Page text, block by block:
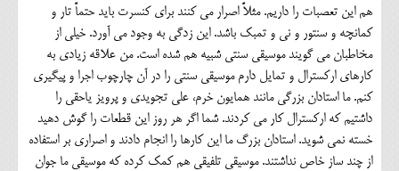
هم این تعصبات را داریم. مثلاً اصرار می کنند برای کنسرت باید حتماً تار و
کمانچه و سنتور و نی و تمبک باشد. این زدگی به وجود می آورد. خیلی از
مخاطبان می گویند موسیقی سنتی شبیه هم شده است. من علاقه زیادی به
کارهای ارکسترال و تمایل دارم موسیقی سنتی را در آن چارچوب اجرا و پیگیری
کنم. ما استادان بزرگی مانند همایون خرم، علی تجویدی و پرویز یاحقی را
داشتیم که ارکسترال کار می کردند. شما اگر هر روز این قطعات را گوش دهید
خسته نمی شوید. استادان بزرگ ما این کارها را انجام دادند و اصراری بر استفاده
از چند ساز خاص نداشتند. موسیقی تلفیقی هم کمک کرده که موسیقی ما جوان